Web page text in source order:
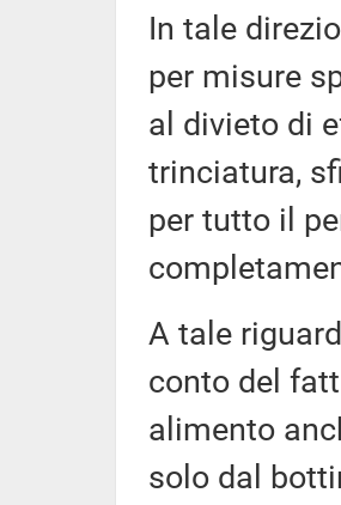
In tale
per misure
al divieto di
trinciatura,
per tutto il
A tale
conto del
alimento
solo dal